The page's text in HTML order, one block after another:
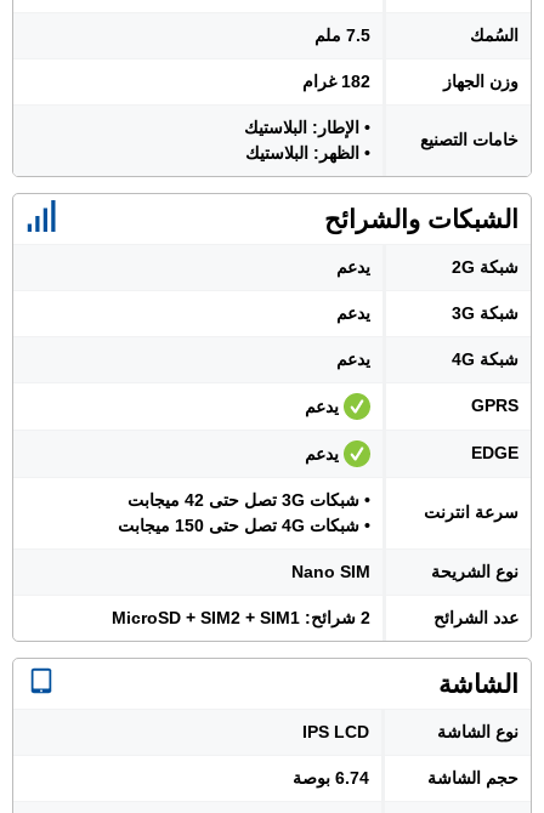
السُمك 7.5 ملم
وزن الجهاز 182 غرام
خامات التصنيع
• الإطار: البلاستيك
• الظهر: البلاستيك
الشبكات والشرائح
شبكة 2G يدعم
شبكة 3G يدعم
شبكة 4G يدعم
GPRS يدعم
EDGE يدعم
سرعة انترنت
• شبكات 3G تصل حتى 42 ميجابت
• شبكات 4G تصل حتى 150 ميجابت
نوع الشريحة Nano SIM
عدد الشرائح 2 شرائح: MicroSD + SIM2 + SIM1
الشاشة
نوع الشاشة IPS LCD
حجم الشاشة 6.74 بوصة